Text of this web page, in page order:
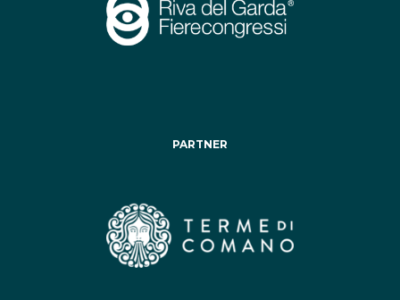
PARTNER